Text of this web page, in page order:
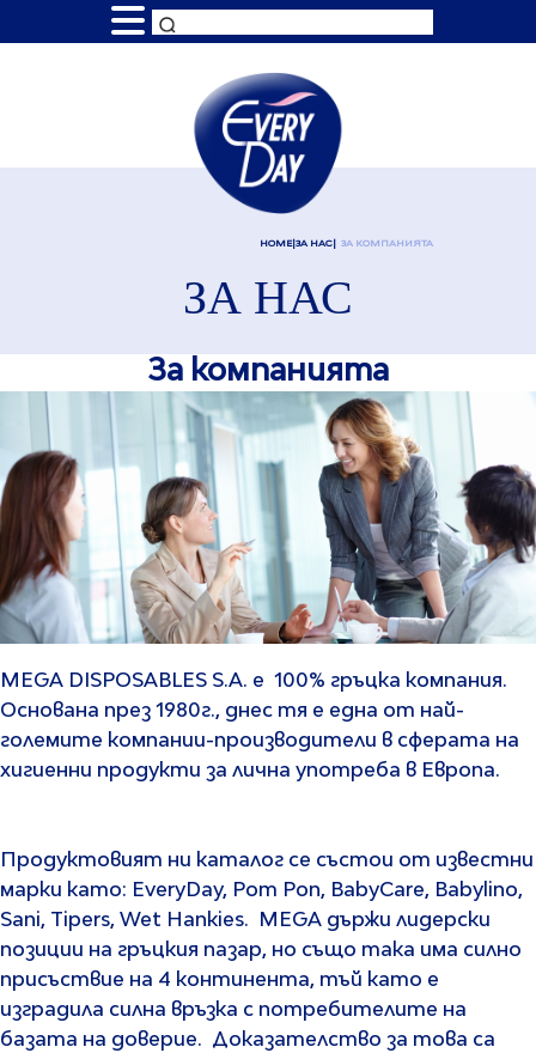
HOME ЗА НАС ЗА КОМПАНИЯТА
ЗА НАС
За компанията
MEGA DISPOSABLES S.A. е 100% гръцка компания.
Основана през 1980г., днес тя е една от най-
големите компании-производители в сферата на
хигиенни продукти за лична употреба в Европа.
Продуктовият ни каталог се състои от известни
марки като: EveryDay, Pom Pon, BabyCare, Babylino,
Sani, Tipers, Wet Hankies. MEGA държи лидерски
позиции на гръцкия пазар, но също така има силно
присъствие на 4 континента, тъй като е
изградила силна връзка с потребителите на
базата на доверие. Доказателство за това са